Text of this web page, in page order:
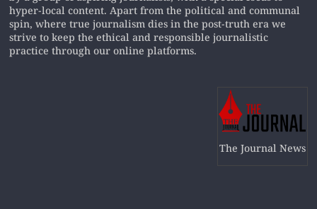
hyper-local content. Apart from the political and communal
spin, where true journalism dies in the post-truth era we
strive to keep the ethical and responsible journalistic
practice through our online platforms.
The Journal News